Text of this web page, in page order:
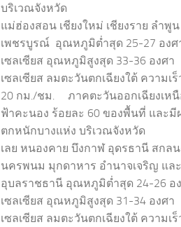
บริเวณจังหวัด
แม่ฮ่องสอน เชียงใหม่ เชียงราย ลำ
เพชรบูรณ์ อุณหภูมิต่ำสุด 25-27 องศ
เซลเซียส อุณหภูมิสูงสุด 33-36 องศา
เซลเซียส ลมตะวันตกเฉียงใต้ ความเร็
20 กม./ชม. ภาคตะวันออกเฉียงเห
ฟ้าคะนอง ร้อยละ 60 ของพื้นที่ และมี
ตกหนักบางแห่ง บริเวณจังหวัด
เลย หนองคาย บึงกาฬ อุดรธานี สกล
นครพนม มุกดาหาร อำนาจเจริญ และ
อุบลราชธานี อุณหภูมิต่ำสุด 24-26 อ
เซลเซียส อุณหภูมิสูงสุด 31-34 องศา
เซลเซียส ลมตะวันตกเฉียงใต้ ความเร็